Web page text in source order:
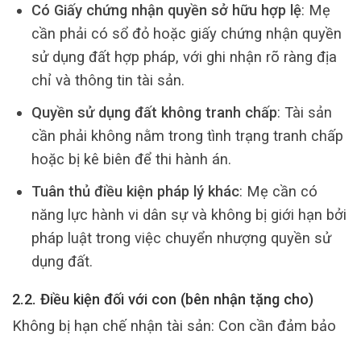
Có Giấy chứng nhận quyền sở hữu hợp lệ: Mẹ
cần phải có sổ đỏ hoặc giấy chứng nhận quyền
sử dụng đất hợp pháp, với ghi nhận rõ ràng địa
chỉ và thông tin tài sản.
Quyền sử dụng đất không tranh chấp: Tài sản
cần phải không nằm trong tình trạng tranh chấp
hoặc bị kê biên để thi hành án.
Tuân thủ điều kiện pháp lý khác: Mẹ cần có
năng lực hành vi dân sự và không bị giới hạn bởi
pháp luật trong việc chuyển nhượng quyền sử
dụng đất.
2.2. Điều kiện đối với con (bên nhận tặng cho)
Không bị hạn chế nhận tài sản: Con cần đảm bảo